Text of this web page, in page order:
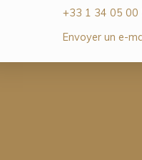
+33 1 34 05 00
Envoyer un e-